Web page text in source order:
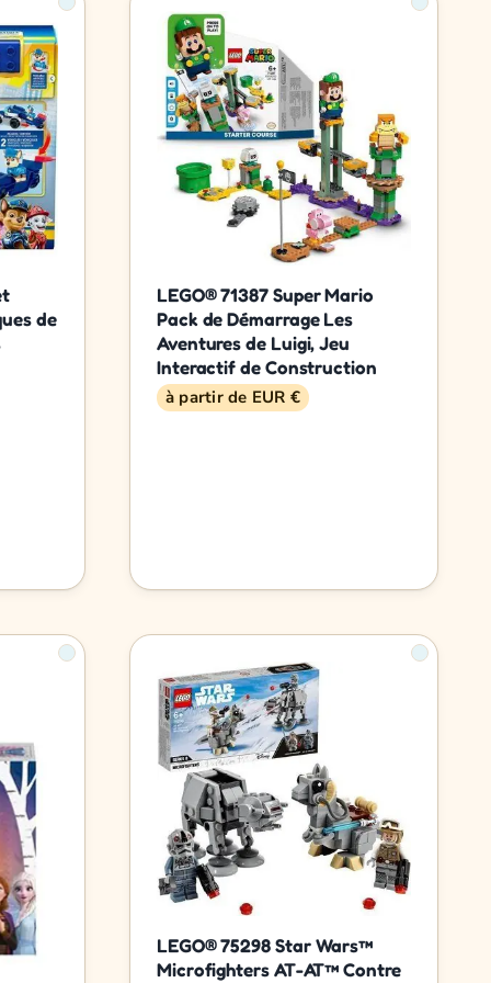
de
LEGO® 71387 Super Mario
Pack de Démarrage Les
Aventures de Luigi, Jeu
Interactif de Construction
à partir de EUR €
LEGO® 75298 Star Wars™
Microfighters AT-AT™ Contre